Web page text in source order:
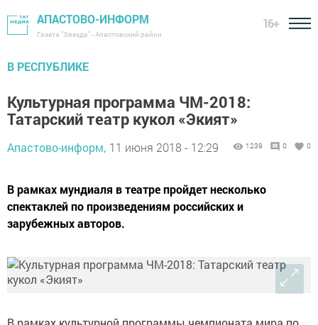
АПАСТОВО-ИНФОРМ
Газета "Звезда" - Апастовский район
16+
В РЕСПУБЛИКЕ
Культурная программа ЧМ-2018:
Татарский театр кукол «Экият»
Апастово-информ, 11 июня 2018 - 12:29 1239 0 0
В рамках мундиаля в театре пройдет несколько
спектаклей по произведениям российских и
зарубежных авторов.